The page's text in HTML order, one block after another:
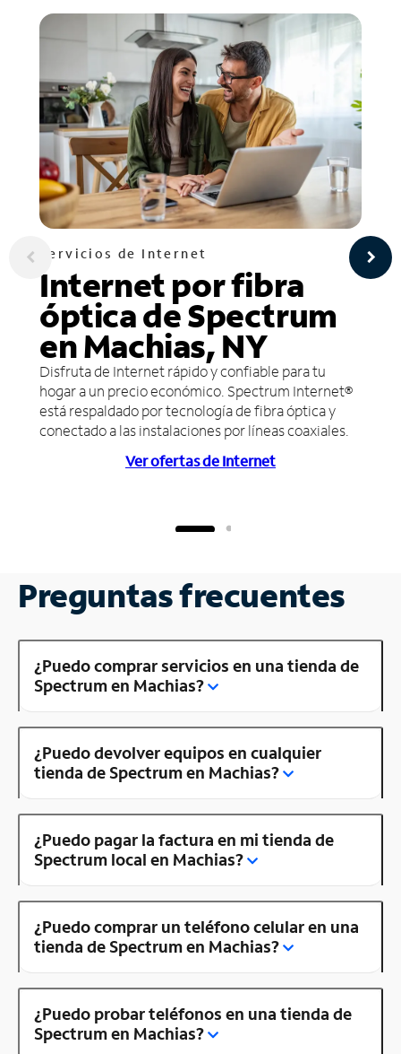
Servicios de Internet
Internet por fibra
óptica de Spectrum
en Machias, NY
Disfruta de Internet rápido y confiable para tu
hogar a un precio económico. Spectrum Internet®
está respaldado por tecnología de fibra óptica y
conectado a las instalaciones por líneas coaxiales.
Ver ofertas de Internet
Preguntas frecuentes
¿Puedo comprar servicios en una tienda de
Spectrum en Machias?
¿Puedo devolver equipos en cualquier
tienda de Spectrum en Machias?
¿Puedo pagar la factura en mi tienda de
Spectrum local en Machias?
¿Puedo comprar un teléfono celular en una
tienda de Spectrum en Machias?
¿Puedo probar teléfonos en una tienda de
Spectrum en Machias?